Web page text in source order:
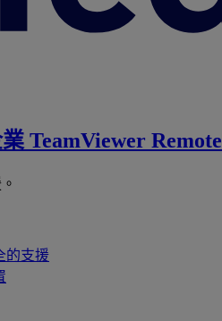
TeamViewer Remote
的支援